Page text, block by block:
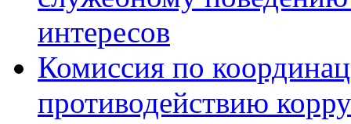
интересов
Комиссия по
противодействию